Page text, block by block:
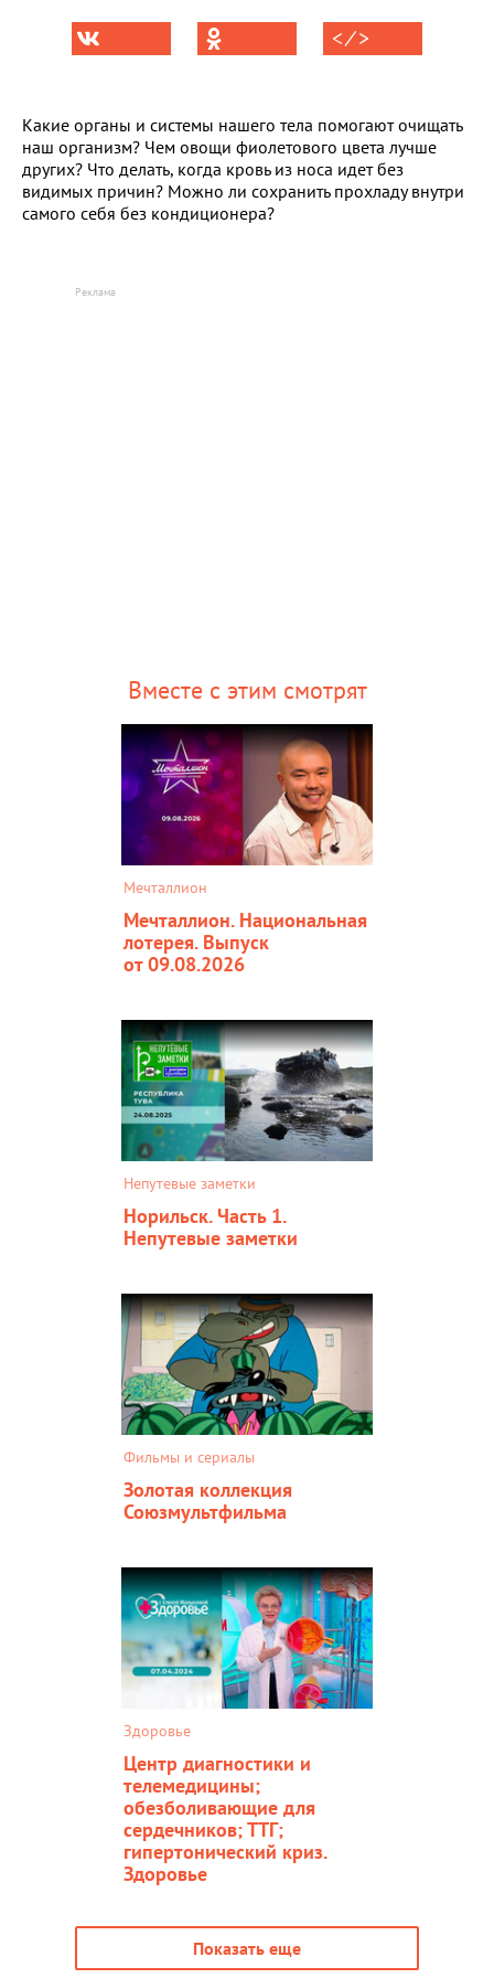
< ⁄ >
Какие органы и системы нашего тела помогают очищать
наш организм? Чем овощи фиолетового цвета лучше
других? Что делать, когда кровь из носа идет без
видимых причин? Можно ли сохранить прохладу внутри
самого себя без кондиционера?
Вместе с этим смотрят
Мечталлион
Мечталлион. Национальная
лотерея. Выпуск
от 09.08.2026
Непутевые заметки
Норильск. Часть 1.
Непутевые заметки
Фильмы и сериалы
Золотая коллекция
Союзмультфильма
Здоровье
Центр диагностики и
телемедицины;
обезболивающие для
сердечников; ТТГ;
гипертонический криз.
Здоровье
Показать еще